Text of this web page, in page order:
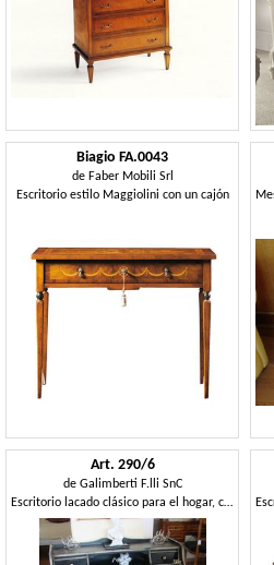
Biagio FA.0043
de Faber Mobili Srl
Escritorio estilo Maggiolini con un cajón
Art. 290/6
de Galimberti F.lli SnC
Escritorio lacado clásico para el hogar, con 6 cajones